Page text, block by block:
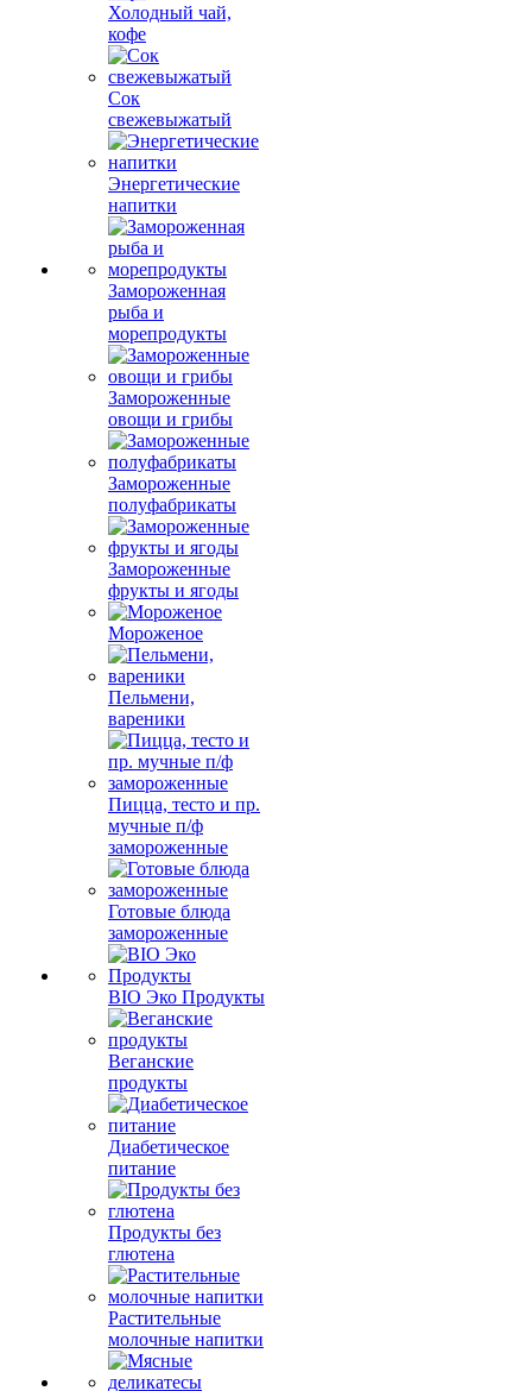
Холодный чай,
кофе
Сок
свежевыжатый
Энергетические
напитки
Замороженная
рыба и
морепродукты
Замороженные
овощи и грибы
Замороженные
полуфабрикаты
Замороженные
фрукты и ягоды
Мороженое
Пельмени,
вареники
Пицца, тесто и пр.
мучные п/ф
замороженные
Готовые блюда
замороженные
BIO Эко Продукты
Веганские
продукты
Диабетическое
питание
Продукты без
глютена
Растительные
молочные напитки